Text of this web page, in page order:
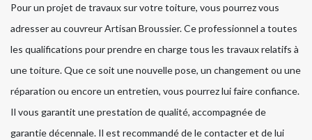
Pour un projet de travaux sur votre toiture, vous pourrez vous
adresser au couvreur Artisan Broussier. Ce professionnel a toutes
les qualifications pour prendre en charge tous les travaux relatifs à
une toiture. Que ce soit une nouvelle pose, un changement ou une
réparation ou encore un entretien, vous pourrez lui faire confiance.
Il vous garantit une prestation de qualité, accompagnée de
garantie décennale. Il est recommandé de le contacter et de lui